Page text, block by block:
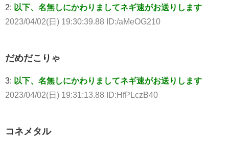
2: 以下、名無しにかわりましてネギ速がお送りします
2023/04/02(日) 19:30:39.88 ID:/aMeOG210
だめだこりゃ
3: 以下、名無しにかわりましてネギ速がお送りします
2023/04/02(日) 19:31:13.88 ID:HfPLczB40
コネメタル